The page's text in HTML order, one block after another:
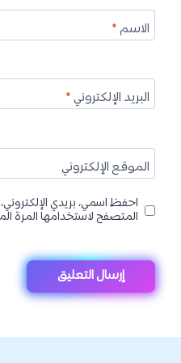
الاسم*
البريد الإلكتروني*
الموقع الإلكتروني
احفظ اسمي، بريدي
المتصفح لاستخدامها المرة